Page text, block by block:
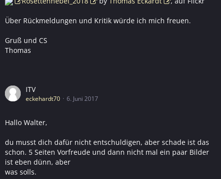
Über Rückmeldungen und Kritik würde ich mich freuen.
Gruß und CS
Thomas
ITV
eckehardt70 6. Juni 2017
Hallo Walter,
du musst dich dafür nicht entschuldigen, aber schade ist das
schon. 5 Seiten Vorfreude und dann nicht mal ein paar Bilder
ist eben dünn, aber
was solls.